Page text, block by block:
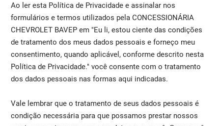
Ao ler esta Política de Privacidade e assinalar nos
formulários e termos utilizados pela CONCESSIONÁRIA
CHEVROLET BAVEP em "Eu li, estou ciente das condições
de tratamento dos meus dados pessoais e forneço meu
consentimento, quando aplicável, conforme descrito nesta
Política de Privacidade." você consente com o tratamento
dos dados pessoais nas formas aqui indicadas.
Vale lembrar que o tratamento de seus dados pessoais é
condição necessária para que possamos prestar nossos